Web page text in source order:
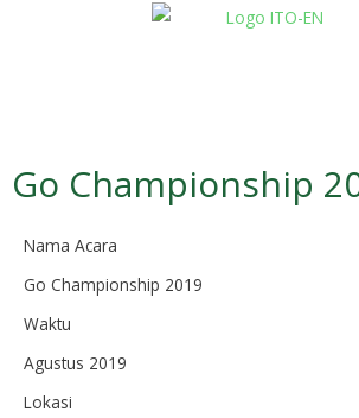
Go Championship
Nama Acara
Go Championship 2019
Waktu
Agustus 2019
Lokasi